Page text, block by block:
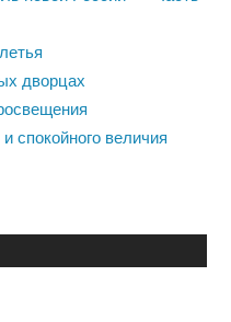
дворцах
спокойного величия